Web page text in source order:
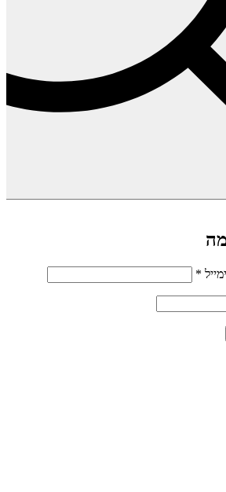
*